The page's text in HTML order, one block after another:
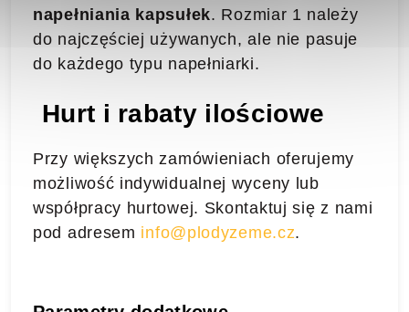
napełniania kapsułek. Rozmiar 1 należy
do najczęściej używanych, ale nie pasuje
do każdego typu napełniarki.
Hurt i rabaty ilościowe
Przy większych zamówieniach oferujemy
możliwość indywidualnej wyceny lub
współpracy hurtowej. Skontaktuj się z nami
pod adresem info@plodyzeme.cz.